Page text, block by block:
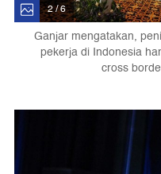
2 / 6
Ganjar mengatakan,
pekerja di Indonesia
cross